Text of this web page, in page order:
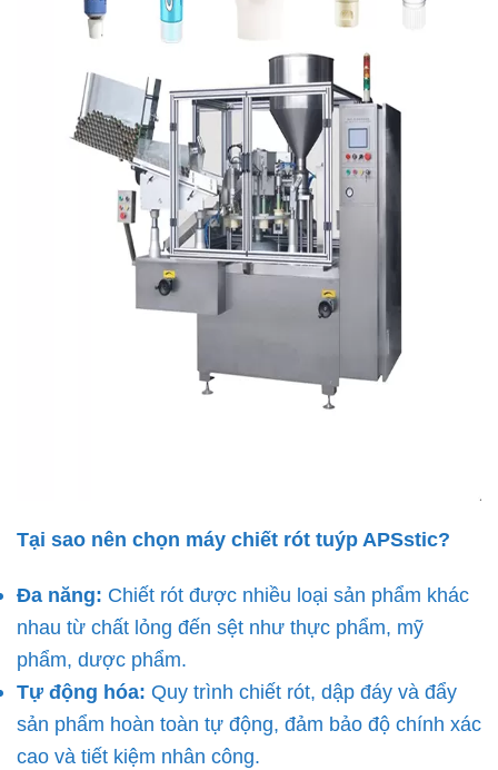
Tại sao nên chọn máy chiết rót tuýp APSstic?
Đa năng: Chiết rót được nhiều loại sản phẩm khác
nhau từ chất lỏng đến sệt như thực phẩm, mỹ
phẩm, dược phẩm.
Tự động hóa: Quy trình chiết rót, dập đáy và đẩy
sản phẩm hoàn toàn tự động, đảm bảo độ chính xác
cao và tiết kiệm nhân công.